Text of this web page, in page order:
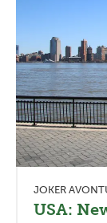
JOKER
USA: